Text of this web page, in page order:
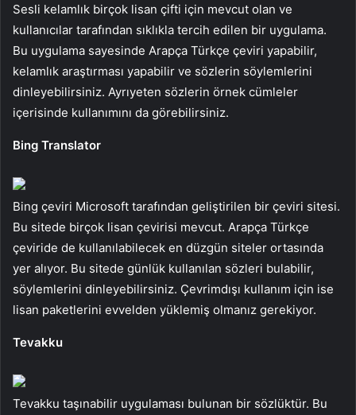
Sesli kelamlık birçok lisan çifti için mevcut olan ve
kullanıcılar tarafından sıklıkla tercih edilen bir uygulama.
Bu uygulama sayesinde Arapça Türkçe çeviri yapabilir,
kelamlık araştırması yapabilir ve sözlerin söylemlerini
dinleyebilirsiniz. Ayrıyeten sözlerin örnek cümleler
içerisinde kullanımını da görebilirsiniz.
Bing Translator
Bing çeviri Microsoft tarafından geliştirilen bir çeviri sitesi.
Bu sitede birçok lisan çevirisi mevcut. Arapça Türkçe
çeviride de kullanılabilecek en düzgün siteler ortasında
yer alıyor. Bu sitede günlük kullanılan sözleri bulabilir,
söylemlerini dinleyebilirsiniz. Çevrimdışı kullanım için ise
lisan paketlerini evvelden yüklemiş olmanız gerekiyor.
Tevakku
Tevakku taşınabilir uygulaması bulunan bir sözlüktür. Bu